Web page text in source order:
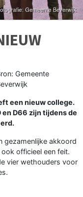
Gemeente
een nieuw college.
en D66 zijn tijdens de
gezamenlijke akkoord
officieel een feit.
vier wethouders voor